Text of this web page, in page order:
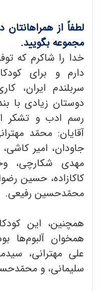
لطفاً از
مجموعه بگویید.
خدا را شاکرم که
دارم و برای
سربلندم ایران،
دوستان زیادی با
رسم ادب و تشکر
آقایان: محمّد
جاودان، امیر
مهدی شکارچی،
کاکازاده، حسین
محمّدحسین رفیعی.
همچنین، این
همخوان آلبوم‌ها
علی مهترانی،
سلیمانی، و